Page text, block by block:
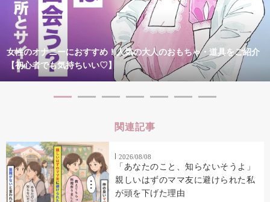
女性のオナニーにおすすめ！人気の大人のおもちゃ・道具をご紹介
【初心者でも気持ちいい♡】
関連記事
2026/08/08
「あなたのこと、知らないそうよ」
親しいはずのママ友に避けられた私
が頭を下げた理由